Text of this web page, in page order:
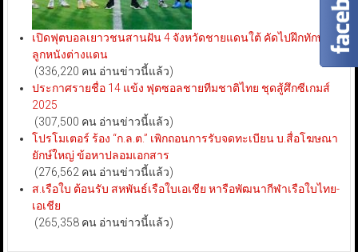
เปิดฟุตบอลเยาวชนสานฝัน 4 จังหวัดชายแดนใต้ คัดไปฝึกทักษะ
ลูกหนังต่างแดน
(336,220 คน อ่านข่าวนี้แล้ว)
ประกาศรายชื่อ 14 แข้ง ฟุตซอลชายทีมชาติไทย ชุดสู้ศึกซีเกมส์
2025
(307,500 คน อ่านข่าวนี้แล้ว)
โปรโมเตอร์ ร้อง “ก.ล.ต.” เพิกถอนการรับจดทะเบียน บ.สื่อโฆษณา
ยักษ์ใหญ่ ข้อหาปลอมเอกสาร
(276,562 คน อ่านข่าวนี้แล้ว)
ส.เรือใบ ต้อนรับ สหพันธ์เรือใบเอเชีย หารือพัฒนากีฬาเรือใบไทย-
เอเชีย
(265,358 คน อ่านข่าวนี้แล้ว)